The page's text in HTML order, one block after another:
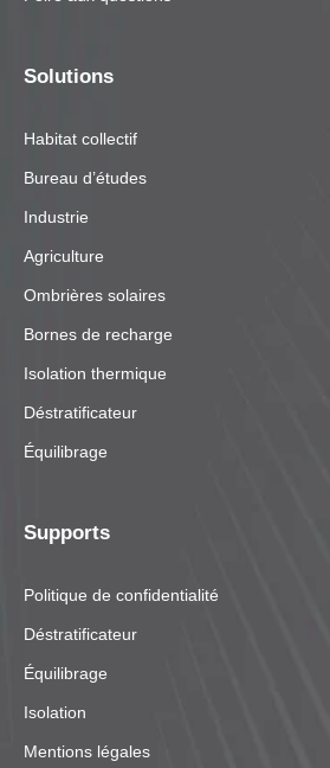
Solutions
Habitat collectif
Bureau d’études
Industrie
Agriculture
Ombrières solaires
Bornes de recharge
Isolation thermique
Déstratificateur
Équilibrage
Supports
Politique de confidentialité
Déstratificateur
Équilibrage
Isolation
Mentions légales